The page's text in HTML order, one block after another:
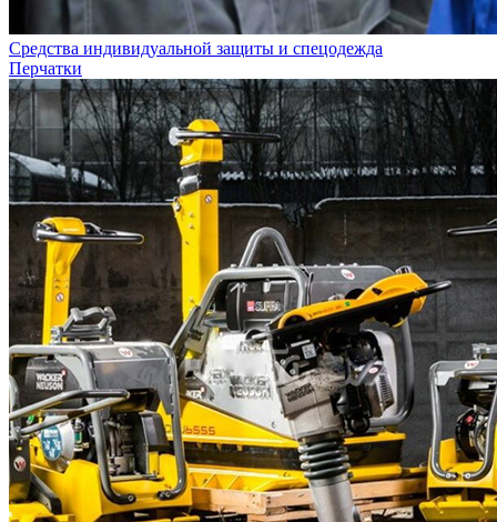
Средства индивидуальной защиты и спецодежда
Перчатки